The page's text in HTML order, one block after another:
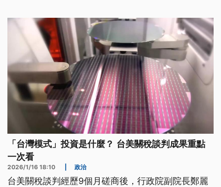
動能源轉型時，必須正視當地社區的生存權益。
「台灣模式」投資是什麼？ 台美關稅談判成果重點
一次看
2026/1/16 18:10 政治
台美關稅談判經歷9個月磋商後，行政院副院長鄭麗